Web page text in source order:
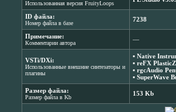
Использованная версия FruityLoops
ID файла:
Номер файла в базе
7238
Примечание:
Комментарии автора
―
VSTi/DXi:
Использованные внешние синтезаторы и
плагины
▪ Native
▪ reFX
▪ rgcAudio
▪ SuperWave
Размер файла:
Размер файла в Kb
153 Kb